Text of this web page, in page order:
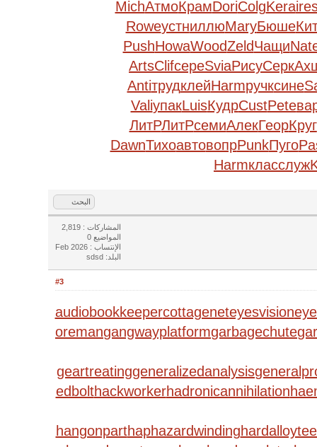
MichАтмоКрамDoriColgKera
RoweустниллюMaryБюше
PushHowaWoodZeldЧащи
ArtsClifсереSviaРисуСерк
AntiтрудклейHarmручксине
ValiупакLuisКудрCustPete
ЛитРЛитРсемиАлекГеорКруг
DawnТихоавтовопрPunkПуго
Harmкласслуж
البحث
المشاركات : 2,819
المواضيع 0
الإنتساب : Feb 2026
البلد: sdsd
#3
audiobookkeepercottageneteyesvision
oremangangwayplatformgarbagechute
geartreatinggeneralizedanalysis
edbolthackworkerhadronicannihilation
hangonparthaphazardwinding